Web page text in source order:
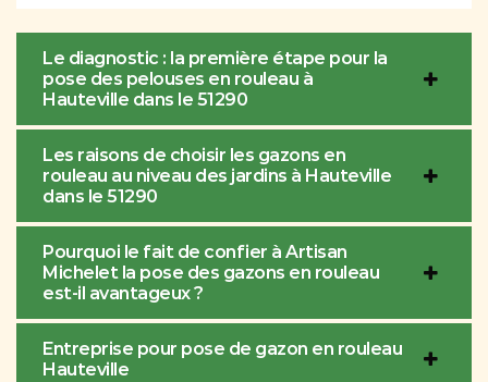
Le diagnostic : la première étape pour la
pose des pelouses en rouleau à
Hauteville dans le 51290
Les raisons de choisir les gazons en
rouleau au niveau des jardins à Hauteville
dans le 51290
Pourquoi le fait de confier à Artisan
Michelet la pose des gazons en rouleau
est-il avantageux ?
Entreprise pour pose de gazon en rouleau
Hauteville